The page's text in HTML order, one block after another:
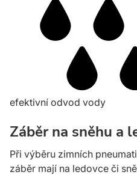
efektivní odvod vody
Záběr na sněhu a
Při výběru zimních
záběr mají na ledovce či